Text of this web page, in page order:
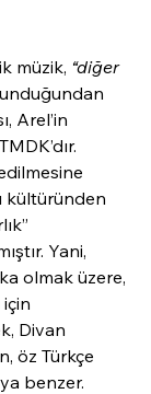
müzik, “diğer
Arel’in
kültüründen
Yani,
olmak üzere,
Divan
öz Türkçe
benzer.